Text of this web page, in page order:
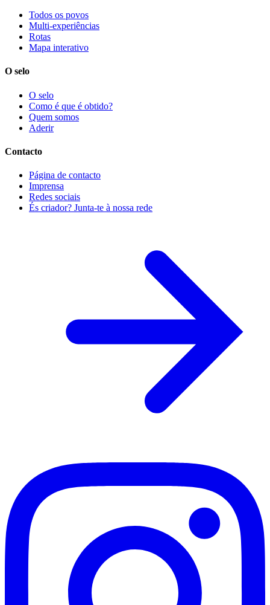
Todos os povos
Multi-experiências
Rotas
Mapa interativo
O selo
O selo
Como é que é obtido?
Quem somos
Aderir
Contacto
Página de contacto
Imprensa
Redes sociais
És criador? Junta-te à nossa rede